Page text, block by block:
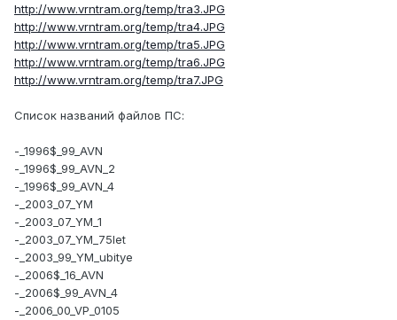
http://www.vrntram.org/temp/tra3.JPG
http://www.vrntram.org/temp/tra4.JPG
http://www.vrntram.org/temp/tra5.JPG
http://www.vrntram.org/temp/tra6.JPG
http://www.vrntram.org/temp/tra7.JPG
Список названий файлов ПС:
-_1996$_99_AVN
-_1996$_99_AVN_2
-_1996$_99_AVN_4
-_2003_07_YM
-_2003_07_YM_1
-_2003_07_YM_75let
-_2003_99_YM_ubitye
-_2006$_16_AVN
-_2006$_99_AVN_4
-_2006_00_VP_0105